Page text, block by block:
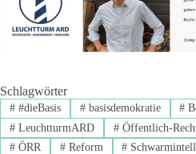
Schlagwörter
##dieBasis #basisdemokratie #
#LeuchtturmARD #Öffentlich-
#ÖRR #Reform #